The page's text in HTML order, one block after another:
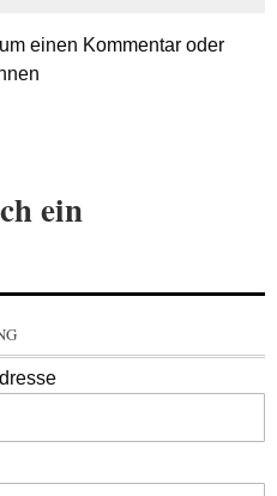
einen Kommentar oder
ein